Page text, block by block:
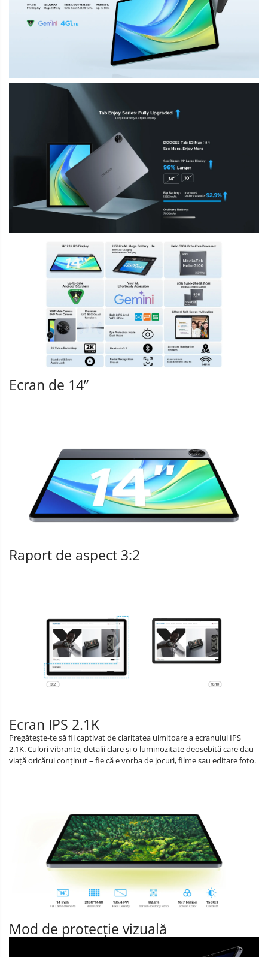
Ecran de 14”
Raport de aspect 3:2
Ecran IPS 2.1K
Pregătește-te să fii captivat de claritatea uimitoare a ecranului IPS
2.1K. Culori vibrante, detalii clare și o luminozitate deosebită care dau
viață oricărui conținut – fie că e vorba de jocuri, filme sau editare foto.
Mod de protecție vizuală